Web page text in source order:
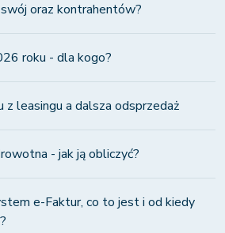
oraz kontrahentów?
roku - dla kogo?
z leasingu a dalsza odsprzedaż
- jak ją obliczyć?
e-Faktur, co to jest i od kiedy